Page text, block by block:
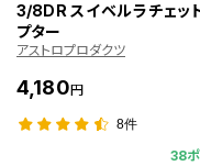
3/8DR スイベルラチェッ
プター
アストロプロダクツ
4,180円
8件
38ポ